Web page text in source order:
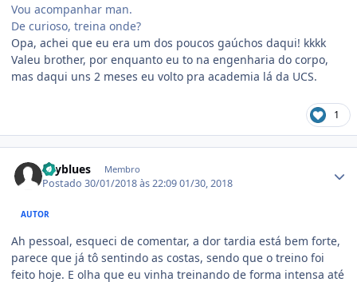
Vou acompanhar man.
De curioso, treina onde?
Opa, achei que eu era um dos poucos gaúchos daqui! kkkk
Valeu brother, por enquanto eu to na engenharia do corpo,
mas daqui uns 2 meses eu volto pra academia lá da UCS.
1
skyblues Membro
Postado30/01/2018 às 22:0901/30, 2018
AUTOR
Ah pessoal, esqueci de comentar, a dor tardia está bem forte,
parece que já tô sentindo as costas, sendo que o treino foi
feito hoje. E olha que eu vinha treinando de forma intensa até